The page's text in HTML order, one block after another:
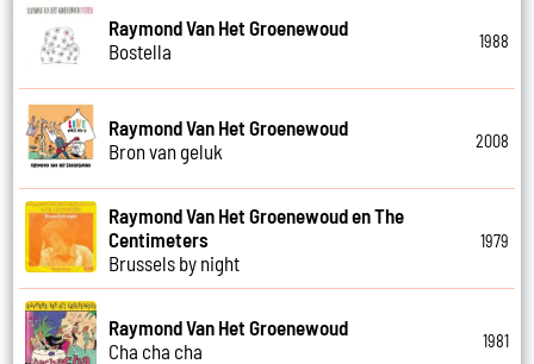
Raymond Van Het Groenewoud
Bostella
1988
Raymond Van Het Groenewoud
Bron van geluk
2008
Raymond Van Het Groenewoud en The
Centimeters
Brussels by night
1979
Raymond Van Het Groenewoud
Cha cha cha
1981